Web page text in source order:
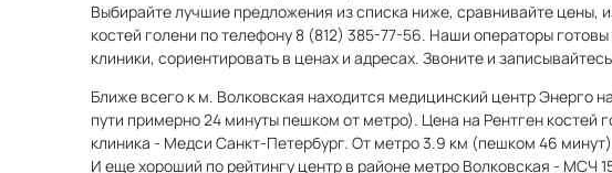
Выбирайте лучшие предложения из списка ниже, сравнивайте цены,
костей голени по телефону 8 (812) 385-77-56. Наши операторы
клиники, сориентировать в ценах и адресах. Звоните и
Ближе всего к м. Волковская находится медицинский центр Энерго
пути примерно 24 минуты пешком от метро). Цена на Рентген костей
клиника - Медси Санкт-Петербург. От метро 3.9 км (пешком 46
И еще хороший по рейтингу центр в районе метро Волковская - МСЧ